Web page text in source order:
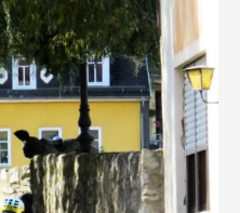
bis zur Mündung,
Der Lahnradweg.
sich entspannt in die